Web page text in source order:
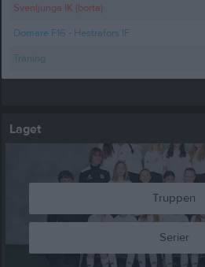
Svenljunga IK (borta)
Domare F16 - Hestrafors IF
Träning
Laget
Truppen
Serier